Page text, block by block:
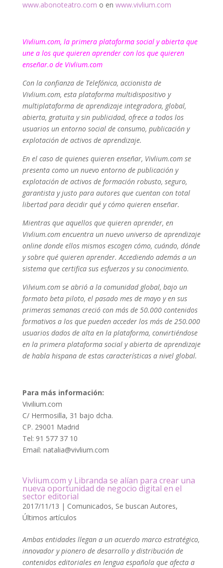
www.abonoteatro.com o en www.vivlium.com
Vivlium.com, la primera plataforma social y abierta que
une a los que quieren aprender con los que quieren
enseñar.o de Vivlium.com
Con la confianza de Telefónica, accionista de
Vivlium.com, esta plataforma multidispositivo y
multiplataforma de aprendizaje integradora, global,
abierta, gratuita y sin publicidad, ofrece a todos los
usuarios un entorno social de consumo, publicación y
explotación de activos de aprendizaje.
En el caso de quienes quieren enseñar, Vivlium.com se
presenta como un nuevo entorno de publicación y
explotación de activos de formación robusto, seguro,
garantista y justo para autores que cuentan con total
libertad para decidir qué y cómo quieren enseñar.
Mientras que aquellos que quieren aprender, en
Vivlium.com encuentra un nuevo universo de aprendizaje
online donde ellos mismos escogen cómo, cuándo, dónde
y sobre qué quieren aprender. Accediendo además a un
sistema que certifica sus esfuerzos y su conocimiento.
Vilvium.com se abrió a la comunidad global, bajo un
formato beta piloto, el pasado mes de mayo y en sus
primeras semanas creció con más de 50.000 contenidos
formativos a los que pueden acceder los más de 250.000
usuarios dados de alta en la plataforma, convirtiéndose
en la primera plataforma social y abierta de aprendizaje
de habla hispana de estas características a nivel global.
Para más información:
Vivilium.com
C/ Hermosilla, 31 bajo dcha.
CP. 29001 Madrid
Tel: 91 577 37 10
Email: natalia@vivlium.com
Vivlium.com y Libranda se alían para crear una
nueva oportunidad de negocio digital en el
sector editorial
2017/11/13 | Comunicados, Se buscan Autores,
Últimos artículos
Ambas entidades llegan a un acuerdo marco estratégico,
innovador y pionero de desarrollo y distribución de
contenidos editoriales en lengua española que afecta a